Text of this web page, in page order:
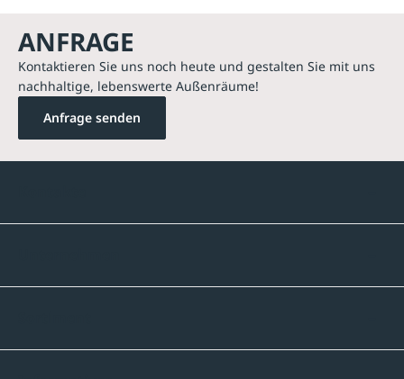
ANFRAGE
Kontaktieren Sie uns noch heute und gestalten Sie mit uns
nachhaltige, lebenswerte Außenräume!
Anfrage senden